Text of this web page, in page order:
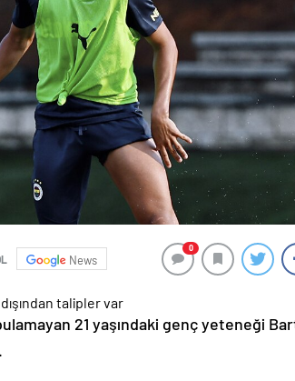
News
0
21 yaşındaki genç yeteneği